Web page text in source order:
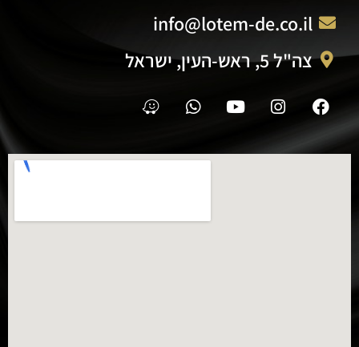
info@lotem-de.co.il
צה"ל 5, ראש-העין, ישראל